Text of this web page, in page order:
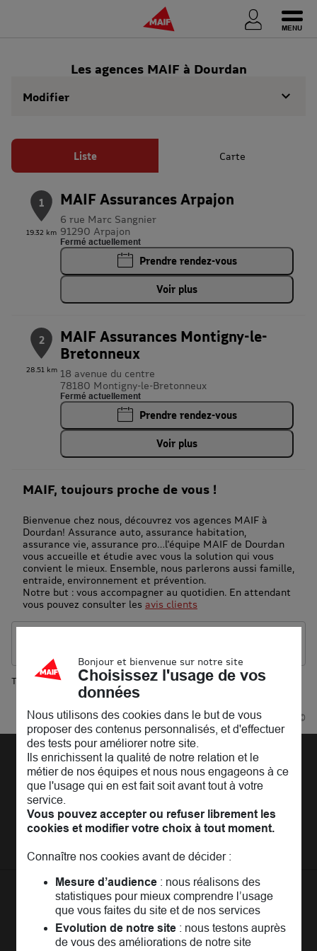
Les agences MAIF à Dourdan
Modifier
Liste Carte
1
19.32 km
MAIF Assurances Arpajon
6 rue Marc Sangnier
91290 Arpajon
Fermé actuellement
Prendre rendez-vous
Voir plus
2
28.51 km
MAIF Assurances Montigny-le-
Bretonneux
18 avenue du centre
78180 Montigny-le-Bretonneux
Fermé actuellement
Prendre rendez-vous
Voir plus
MAIF, toujours proche de vous !
Bienvenue chez nous, découvrez vos agences MAIF à
Dourdan! Assurance auto, assurance habitation,
assurance vie, assurance pro…l'équipe MAIF de Dourdan
vous accueille et étudie avec vous la solution qui vous
convient le mieux. Ensemble, nous parlerons aussi famille,
entraide, environnement et prévention.
Notre but : vous accompagner au quotidien. En attendant
vous pouvez consulter les avis clients
Trouver une agence MAIF
Powered byevermaps ©
Découvrir la MAIF
L'Entreprise
MAIF Recrute
Espace presse
MAIF MAG
MAIF Evénements
MAIF Social Club
Adhérer à la MAIF
Pages les plus consultées
Assurance auto
Crédit auto
Assurance habitation jeunes
Assurance habitation
Assurance emprunteur
Assurance décès
Nos conseils
Solutions éducatives
Sociétaires à l'étranger
Achat véhicule
Achat immobilier
LaCommunautéMAIF
Un espace réservé aux sociétaires pour
échanger,
Bonjour et bienvenue sur notre site
Choisissez l'usage de vos
données
Nous utilisons des cookies dans le but de vous
proposer des contenus personnalisés, et d'effectuer
des tests pour améliorer notre site.
Ils enrichissent la qualité de notre relation et le
métier de nos équipes et nous nous engageons à ce
que l'usage qui en est fait soit avant tout à votre
service.
Vous pouvez accepter ou refuser librement les
cookies et modifier votre choix à tout moment.
Connaître nos cookies avant de décider :
Mesure d’audience: nous réalisons des
statistiques pour mieux comprendre l’usage
que vous faites du site et de nos services
Evolution de notre site: nous testons auprès
de vous des améliorations de notre site